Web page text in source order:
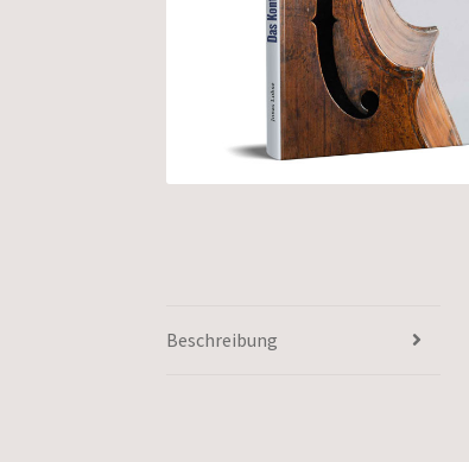
Beschreibung